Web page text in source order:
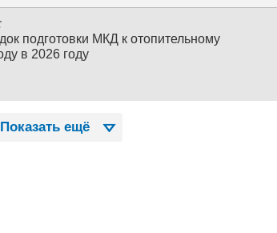
подготовки МКД к отопительному
в 2026 году
Показать ещё